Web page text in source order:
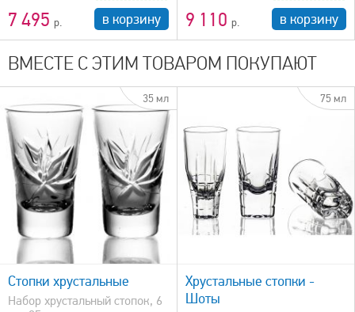
7 495 в корзину 9 110 в корзину
ВМЕСТЕ С ЭТИМ ТОВАРОМ ПОКУПАЮТ
35 мл
Стопки хрустальные
Набор хрустальный стопок, 6
75 мл
быстрый просмотр
Хрустальные стопки -
Шоты